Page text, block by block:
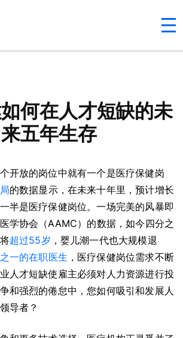
何在人才短缺的未
来五年生存
流程
开放的岗位中就有一个是医疗保健岗
的数据显示，在未来十年里，预计增长
半是医疗保健岗位。一场完美的风暴即
学协会（AAMC）的数据，如今四分之
超过55岁 ，婴儿潮一代也大规模退
一的在职医生 ，医疗保健岗位需求不断
人才短缺使雇主必须对人力资源进行投
和强烈的倦怠中，您如何吸引和发展人
导者？